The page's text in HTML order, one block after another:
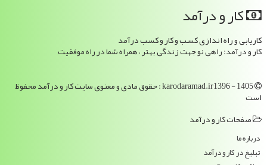
كار و درآمد
کاریابی و راه اندازی کسب و کار و کسب درآمد
کار و درآمد: راهی نو جهت زندگی بهتر ، همراه شما در راه موفقیت
karodaramad.ir1396 - 1405 : حقوق مادی و معنوی سایت كار و درآمد محفوظ
است
صفحات كار و درآمد
درباره ما
تبلیغ در كار و درآمد